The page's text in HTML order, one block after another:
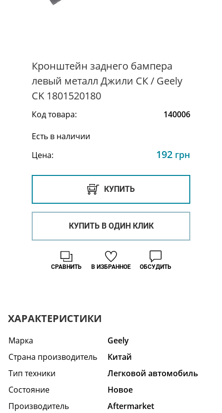
Кронштейн заднего бампера
левый металл Джили СК / Geely
CK 1801520180
Код товара:
140006
Есть в наличии
Цена:
192 грн
КУПИТЬ
КУПИТЬ В ОДИН КЛИК
В ИЗБРАННОЕ
СРАВНИТЬ ОБСУДИТЬ
ХАРАКТЕРИСТИКИ
Марка
Geely
Страна производитель
Китай
Тип техники
Легковой автомобиль
Состояние
Hовое
Производитель
Aftermarket